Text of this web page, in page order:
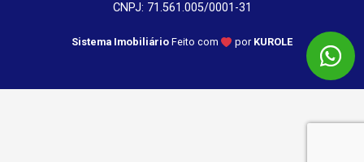
CNPJ: 71.561.005/0001-31
Sistema Imobiliário Feito com por KUROLE